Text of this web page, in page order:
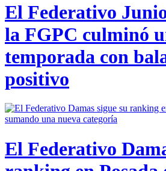
El Federativo
la FGPC culminó
temporada con
positivo
El Federativo